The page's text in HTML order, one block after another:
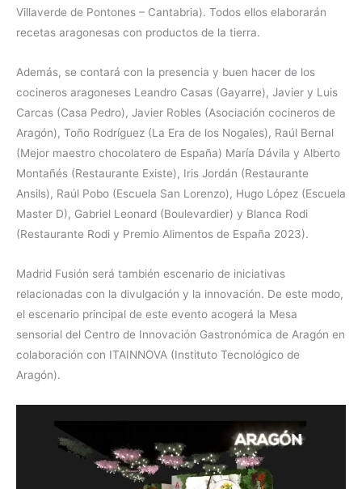
Villaverde de Pontones – Cantabria). Todos ellos elaborarán
recetas aragonesas con productos de la tierra.
Además, se contará con la presencia y buen hacer de los
cocineros aragoneses Leandro Casas (Gayarre), Javier y Luis
Carcas (Casa Pedro), Javier Robles (Asociación cocineros de
Aragón), Toño Rodríguez (La Era de los Nogales), Raúl Bernal
(Mejor maestro chocolatero de España) María Dávila y Alberto
Montañés (Restaurante Existe), Iris Jordán (Restaurante
Ansils), Raúl Pobo (Escuela San Lorenzo), Hugo López (Escuela
Master D), Gabriel Leonard (Boulevardier) y Blanca Rodi
(Restaurante Rodi y Premio Alimentos de España 2023).
Madrid Fusión será también escenario de iniciativas
relacionadas con la divulgación y la innovación. De este modo,
el escenario principal de este evento acogerá la Mesa
sensorial del Centro de Innovación Gastronómica de Aragón en
colaboración con ITAINNOVA (Instituto Tecnológico de
Aragón).